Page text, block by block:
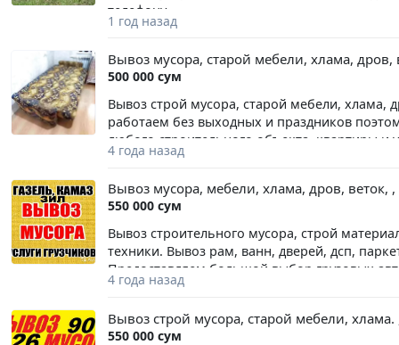
телефону.
1 год назад
Вывоз мусора, старой мебели, хлама,
500 000 сум
Вывоз строй мусора, старой мебели,
работаем без выходных и праздников
любого строительного объекта, квартиры и
из любых районов Ташкента и области. Тел.
4 года назад
Вывоз мусора, мебели, хлама, дров, веток, ,
550 000 сум
Вывоз строительного мусора, строй
техники. Вывоз рам, ванн, дверей, дсп,
Предоставляем большой выбор грузовых
4 года назад
Вывоз строй мусора, старой мебели, хлама.
550 000 сум